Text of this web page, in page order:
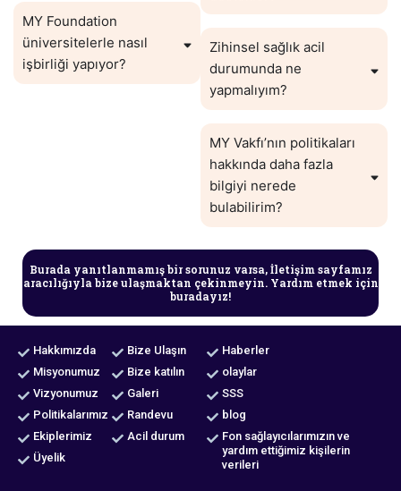
MY Foundation
üniversitelerle nasıl
işbirliği yapıyor?
Zihinsel sağlık acil
durumunda ne
yapmalıyım?
MY Vakfı’nın politikaları
hakkında daha fazla
bilgiyi nerede
bulabilirim?
Burada yanıtlanmamış bir sorunuz varsa, İletişim sayfamız
aracılığıyla bize ulaşmaktan çekinmeyin. Yardım etmek için
buradayız!
Hakkımızda
Misyonumuz
Vizyonumuz
Politikalarımız
Ekiplerimiz
Üyelik
Bize Ulaşın
Bize katılın
Galeri
Randevu
Acil durum
Haberler
olaylar
SSS
blog
Fon sağlayıcılarımızın ve
yardım ettiğimiz kişilerin
verileri